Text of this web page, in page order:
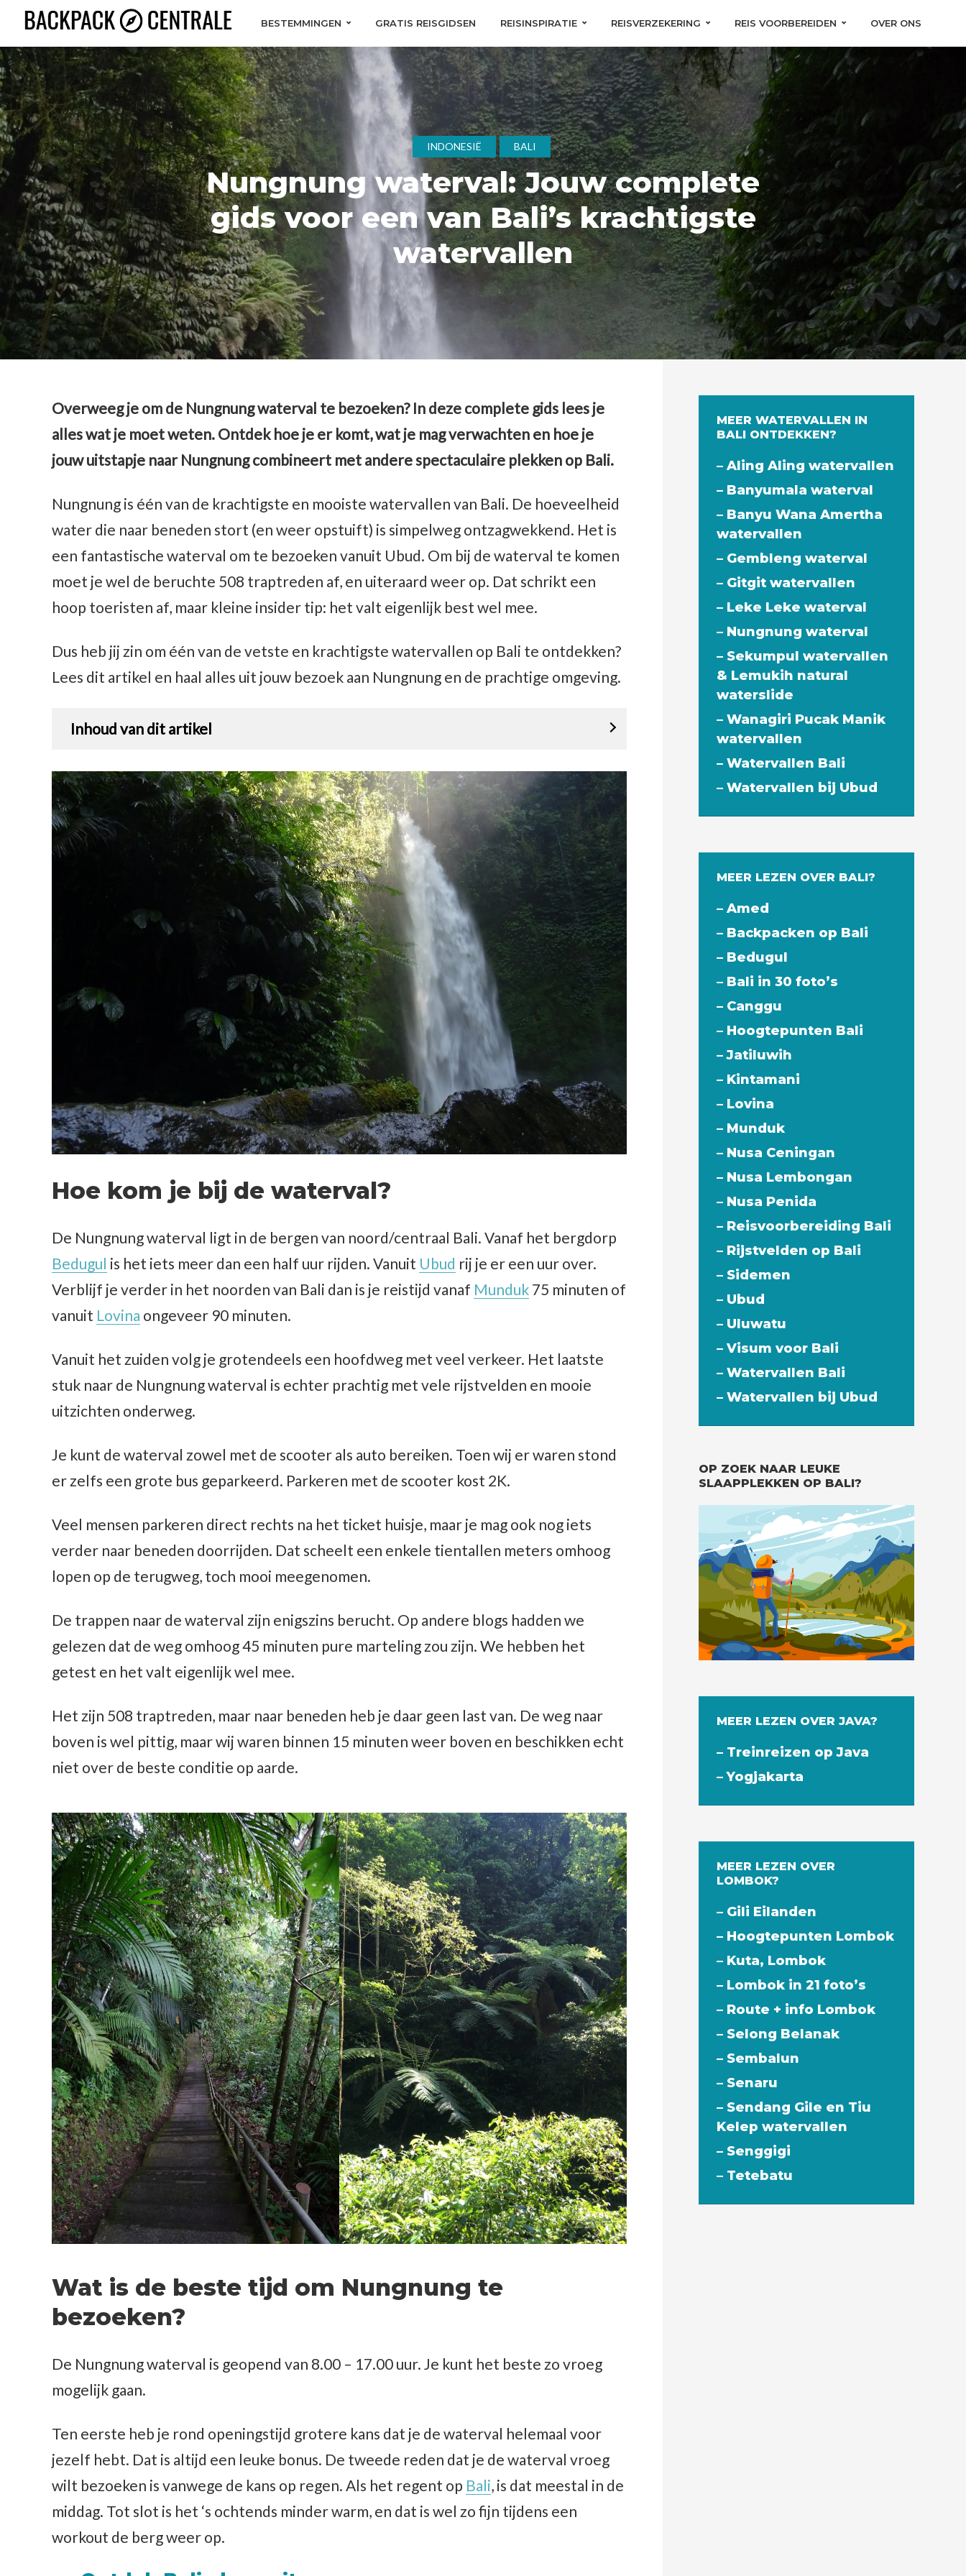
BESTEMMINGEN GRATIS REISGIDSEN REISINSPIRATIE REISVERZEKERING REIS VOORBEREIDEN OVER ONS
INDONESIË BALI
Nungnung waterval: Jouw complete
gids voor een van Bali’s krachtigste
watervallen
Overweeg je om de Nungnung waterval te bezoeken? In deze complete gids lees je
alles wat je moet weten. Ontdek hoe je er komt, wat je mag verwachten en hoe je
jouw uitstapje naar Nungnung combineert met andere spectaculaire plekken op Bali.
Nungnung is één van de krachtigste en mooiste watervallen van Bali. De hoeveelheid
water die naar beneden stort (en weer opstuift) is simpelweg ontzagwekkend. Het is
een fantastische waterval om te bezoeken vanuit Ubud. Om bij de waterval te komen
moet je wel de beruchte 508 traptreden af, en uiteraard weer op. Dat schrikt een
hoop toeristen af, maar kleine insider tip: het valt eigenlijk best wel mee.
Dus heb jij zin om één van de vetste en krachtigste watervallen op Bali te ontdekken?
Lees dit artikel en haal alles uit jouw bezoek aan Nungnung en de prachtige omgeving.
Inhoud van dit artikel
Hoe kom je bij de waterval?
De Nungnung waterval ligt in de bergen van noord/centraal Bali. Vanaf het bergdorp
Bedugul is het iets meer dan een half uur rijden. Vanuit Ubud rij je er een uur over.
Verblijf je verder in het noorden van Bali dan is je reistijd vanaf Munduk 75 minuten of
vanuit Lovina ongeveer 90 minuten.
Vanuit het zuiden volg je grotendeels een hoofdweg met veel verkeer. Het laatste
stuk naar de Nungnung waterval is echter prachtig met vele rijstvelden en mooie
uitzichten onderweg.
Je kunt de waterval zowel met de scooter als auto bereiken. Toen wij er waren stond
er zelfs een grote bus geparkeerd. Parkeren met de scooter kost 2K.
Veel mensen parkeren direct rechts na het ticket huisje, maar je mag ook nog iets
verder naar beneden doorrijden. Dat scheelt een enkele tientallen meters omhoog
lopen op de terugweg, toch mooi meegenomen.
De trappen naar de waterval zijn enigszins berucht. Op andere blogs hadden we
gelezen dat de weg omhoog 45 minuten pure marteling zou zijn. We hebben het
getest en het valt eigenlijk wel mee.
Het zijn 508 traptreden, maar naar beneden heb je daar geen last van. De weg naar
boven is wel pittig, maar wij waren binnen 15 minuten weer boven en beschikken echt
niet over de beste conditie op aarde.
Wat is de beste tijd om Nungnung te
bezoeken?
De Nungnung waterval is geopend van 8.00 – 17.00 uur. Je kunt het beste zo vroeg
mogelijk gaan.
Ten eerste heb je rond openingstijd grotere kans dat je de waterval helemaal voor
jezelf hebt. Dat is altijd een leuke bonus. De tweede reden dat je de waterval vroeg
wilt bezoeken is vanwege de kans op regen. Als het regent op Bali, is dat meestal in de
middag. Tot slot is het ‘s ochtends minder warm, en dat is wel zo fijn tijdens een
workout de berg weer op.
MEER WATERVALLEN IN
BALI ONTDEKKEN?
– Aling Aling watervallen
– Banyumala waterval
– Banyu Wana Amertha
watervallen
– Gembleng waterval
– Gitgit watervallen
– Leke Leke waterval
– Nungnung waterval
– Sekumpul watervallen
& Lemukih natural
waterslide
– Wanagiri Pucak Manik
watervallen
– Watervallen Bali
– Watervallen bij Ubud
MEER LEZEN OVER BALI?
– Amed
– Backpacken op Bali
– Bedugul
– Bali in 30 foto’s
– Canggu
– Hoogtepunten Bali
– Jatiluwih
– Kintamani
– Lovina
– Munduk
– Nusa Ceningan
– Nusa Lembongan
– Nusa Penida
– Reisvoorbereiding Bali
– Rijstvelden op Bali
– Sidemen
– Ubud
– Uluwatu
– Visum voor Bali
– Watervallen Bali
– Watervallen bij Ubud
OP ZOEK NAAR LEUKE
SLAAPPLEKKEN OP BALI?
MEER LEZEN OVER JAVA?
– Treinreizen op Java
– Yogjakarta
MEER LEZEN OVER
LOMBOK?
– Gili Eilanden
– Hoogtepunten Lombok
– Kuta, Lombok
– Lombok in 21 foto’s
– Route + info Lombok
– Selong Belanak
– Sembalun
– Senaru
– Sendang Gile en Tiu
Kelep watervallen
– Senggigi
– Tetebatu